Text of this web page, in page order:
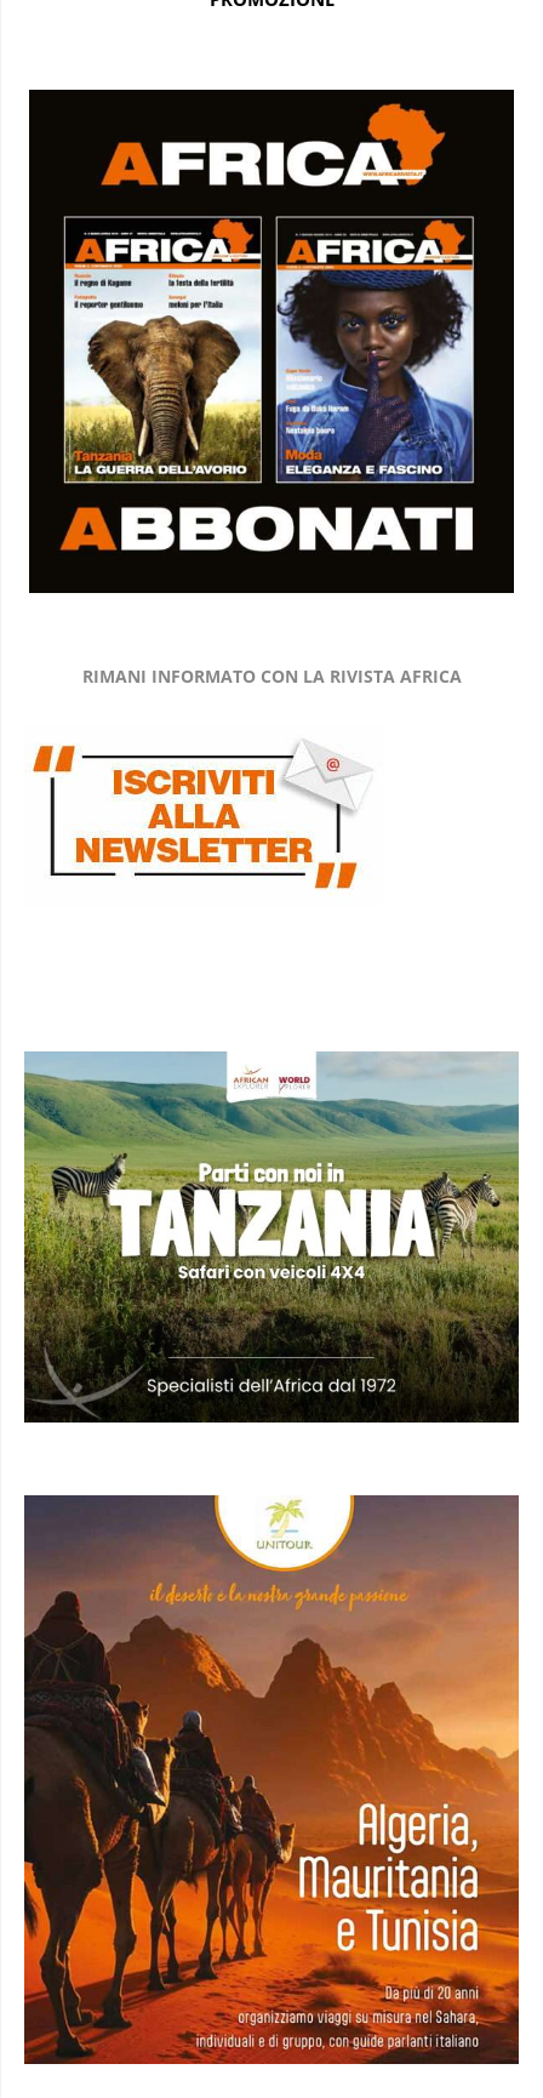
RIMANI INFORMATO CON LA RIVISTA AFRICA